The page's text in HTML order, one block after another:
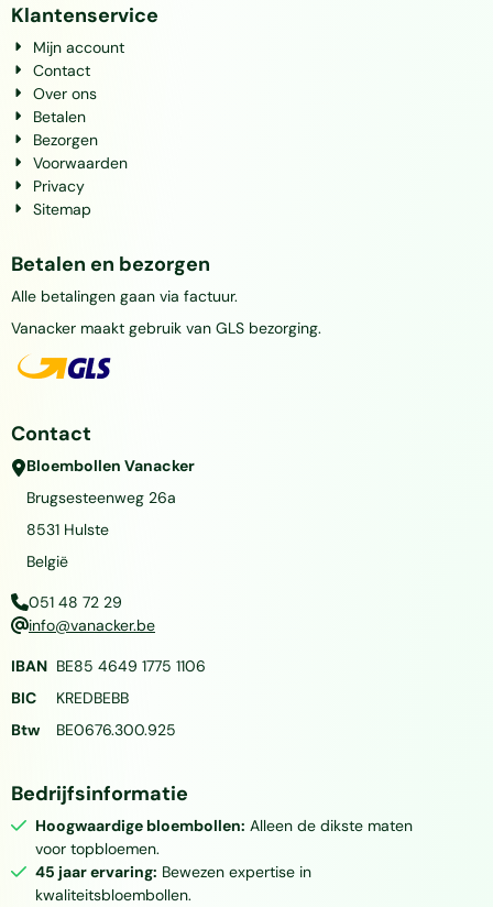
Klantenservice
Mijn account
Contact
Over ons
Betalen
Bezorgen
Voorwaarden
Privacy
Sitemap
Betalen en bezorgen
Alle betalingen gaan via factuur.
Vanacker maakt gebruik van GLS bezorging.
Contact
Bloembollen Vanacker
Brugsesteenweg 26a
8531 Hulste
België
051 48 72 29
info@vanacker.be
IBAN BE85 4649 1775 1106
BIC
KREDBEBB
Btw
BE0676.300.925
Bedrijfsinformatie
Hoogwaardige bloembollen: Alleen de dikste maten
voor topbloemen.
45 jaar ervaring: Bewezen expertise in
kwaliteitsbloembollen.